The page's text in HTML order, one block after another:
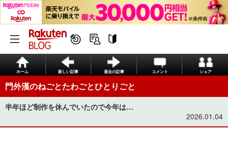
ホーム 新しい記事 過去の記事 コメント シェア
門外漢のねごとたわごとひとりごと
半年ほど制作を休んでいたので今年は…
2026.01.04